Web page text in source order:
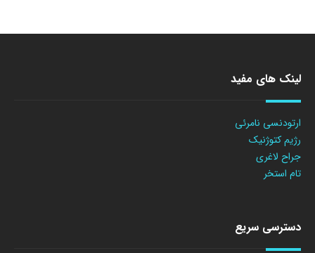
لینک های مفید
ارتودنسی نامرئی
رژیم کتوژنیک
جراح لاغری
تام استخر
دسترسی سریع